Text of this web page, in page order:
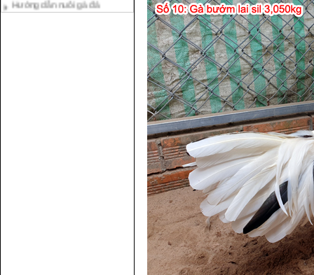
gà chọi ?